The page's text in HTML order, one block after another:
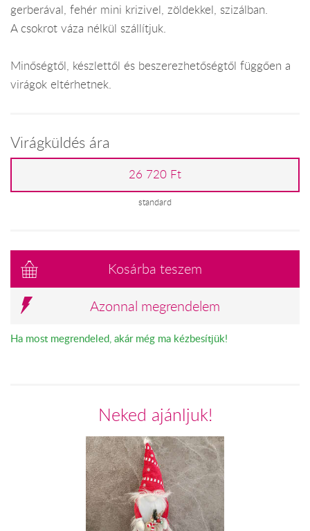
gerberával, fehér mini krizivel, zöldekkel, szizálban.
A csokrot váza nélkül szállítjuk.
Minőségtől, készlettől és beszerezhetőségtől függően a
virágok eltérhetnek.
Virágküldés ára
26 720 Ft
standard
Kosárba teszem
Azonnal megrendelem
Ha most megrendeled, akár még ma kézbesítjük!
Neked ajánljuk!